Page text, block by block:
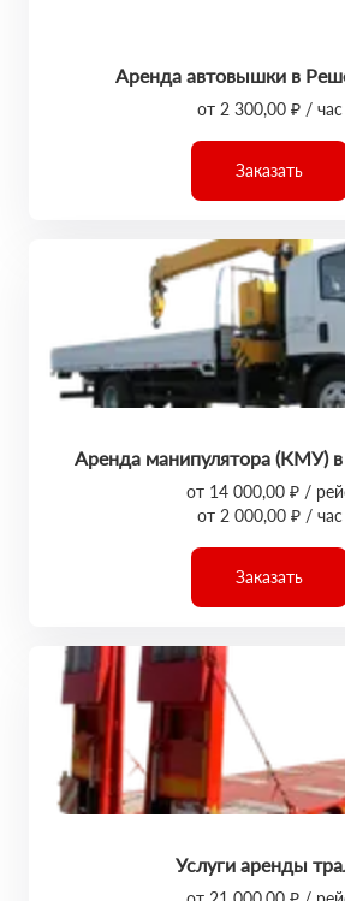
Аренда автовышки в
от 2 300,00 ₽ / час
Заказать
Аренда манипулятора (КМУ)
от 14 000,00 ₽ /
от 2 000,00 ₽ / час
Заказать
Услуги аренды